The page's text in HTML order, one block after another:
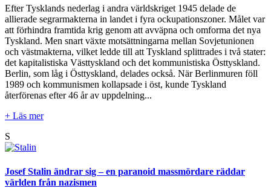
Efter Tysklands nederlag i andra världskriget 1945 delade de
allierade segrarmakterna in landet i fyra ockupationszoner. Målet var
att förhindra framtida krig genom att avväpna och omforma det nya
Tyskland. Men snart växte motsättningarna mellan Sovjetunionen
och västmakterna, vilket ledde till att Tyskland splittrades i två stater:
det kapitalistiska Västtyskland och det kommunistiska Östtyskland.
Berlin, som låg i Östtyskland, delades också. När Berlinmuren föll
1989 och kommunismen kollapsade i öst, kunde Tyskland
återförenas efter 46 år av uppdelning...
+ Läs mer
S
Josef Stalin ändrar sig – en paranoid massmördare räddar
världen från nazismen